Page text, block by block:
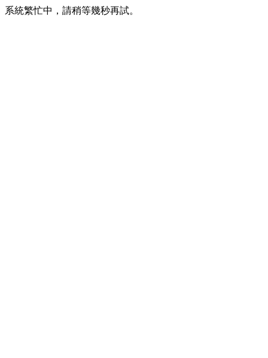
系統繁忙中，請稍等幾秒再試。